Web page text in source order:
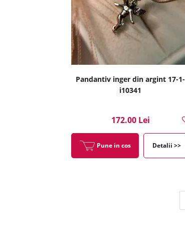
Pandantiv inger din argint 17-1-
i10341
172.00 Lei
Pune in cos Detalii >>